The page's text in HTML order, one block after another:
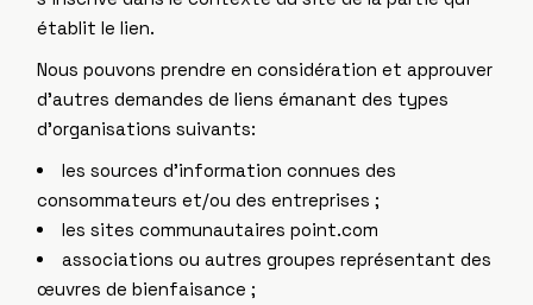
établit le lien.
Nous pouvons prendre en considération et approuver
d’autres demandes de liens émanant des types
d’organisations suivants:
les sources d’information connues des
consommateurs et/ou des entreprises ;
les sites communautaires point.com
associations ou autres groupes représentant des
œuvres de bienfaisance ;